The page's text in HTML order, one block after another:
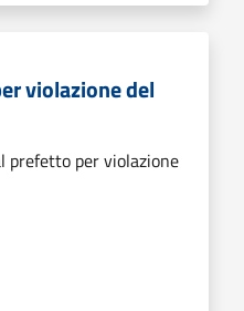
violazione del
prefetto per violazione